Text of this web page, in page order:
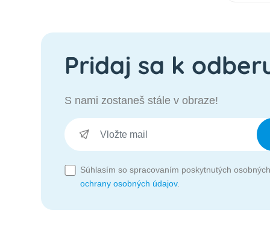
Pridaj sa k
S nami zostaneš stále v obraze!
Súhlasím so spracovaním poskytnutých
ochrany osobných údajov.